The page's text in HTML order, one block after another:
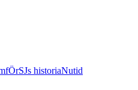
historiaNutid